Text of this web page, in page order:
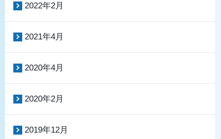
2022年2月
2021年4月
2020年4月
2020年2月
2019年12月